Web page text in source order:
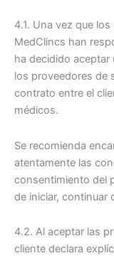
4.1. Una vez que
MedClincs han
ha decidido
los proveedores de
contrato entre el
médicos.
Se recomienda
atentamente las
consentimiento del
de iniciar, continuar
4.2. Al aceptar las
cliente declara